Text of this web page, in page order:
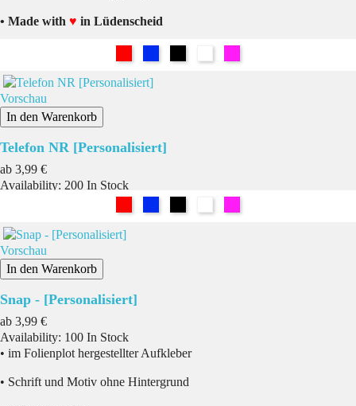
• Made with ♥ in Lüdenscheid
Vorschau
In den Warenkorb
Telefon NR [Personalisiert]
ab Preis
3,99 €
Availability: 200 In Stock
Vorschau
In den Warenkorb
Snap - [Personalisiert]
ab Preis
3,99 €
Availability: 100 In Stock
• im Folienplot hergestellter Aufkleber
• Schrift und Motiv ohne Hintergrund